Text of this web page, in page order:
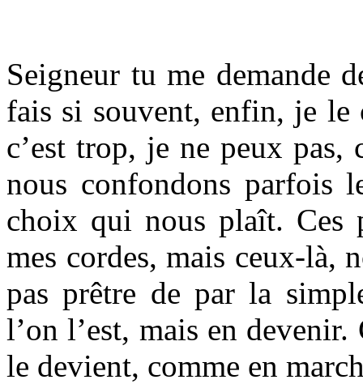
Seigneur tu me demande
fais si souvent, enfin, je le
c’est trop, je ne peux
nous confondons parfois
choix qui nous plaît. Ces
mes cordes, mais ceux-là,
pas prêtre de par la
l’on l’est, mais en
le devient, comme en